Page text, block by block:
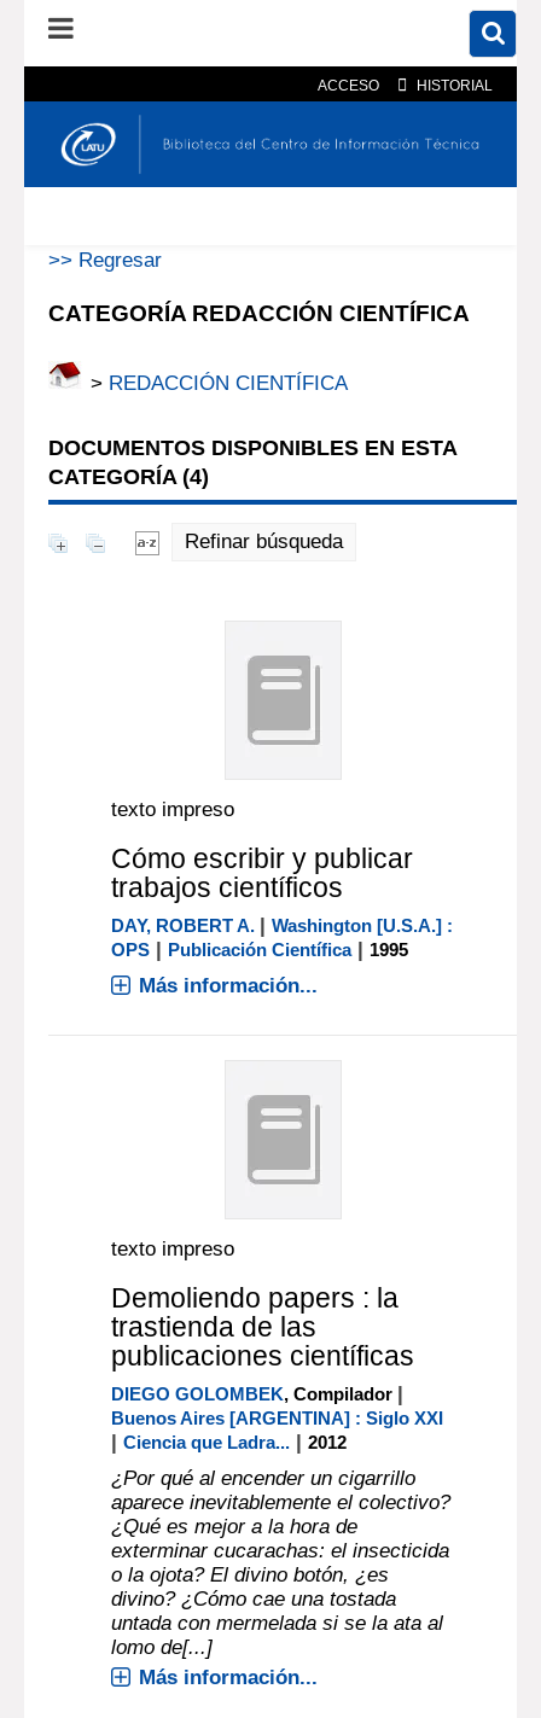
ACCESO HISTORIAL
En el catálogo En el sitio
>> Regresar
CATEGORÍA REDACCIÓN CIENTÍFICA
> REDACCIÓN CIENTÍFICA
DOCUMENTOS DISPONIBLES EN ESTA
CATEGORÍA (4)
Refinar búsqueda
texto impreso
Cómo escribir y publicar
trabajos científicos
DAY, ROBERT A. |Washington [U.S.A.] :
OPS | Publicación Científica| 1995
Más información...
texto impreso
Demoliendo papers : la
trastienda de las
publicaciones científicas
DIEGO GOLOMBEK, Compilador |
Buenos Aires [ARGENTINA] : Siglo XXI
|Ciencia que Ladra... |2012
¿Por qué al encender un cigarrillo
aparece inevitablemente el colectivo?
¿Qué es mejor a la hora de
exterminar cucarachas: el insecticida
o la ojota? El divino botón, ¿es
divino? ¿Cómo cae una tostada
untada con mermelada si se la ata al
lomo de[...]
Más información...